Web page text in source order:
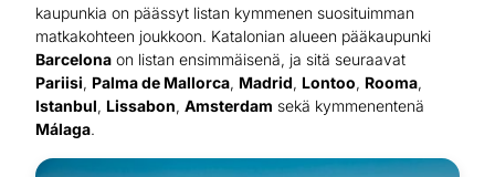
kaupunkia on päässyt listan kymmenen suosituimman
matkakohteen joukkoon. Katalonian alueen pääkaupunki
Barcelona on listan ensimmäisenä, ja sitä seuraavat
Pariisi, Palma de Mallorca, Madrid, Lontoo, Rooma,
Istanbul, Lissabon, Amsterdam sekä kymmenentenä
Málaga.